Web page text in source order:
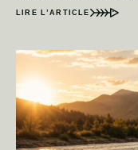
LIRE L’ARTICLE